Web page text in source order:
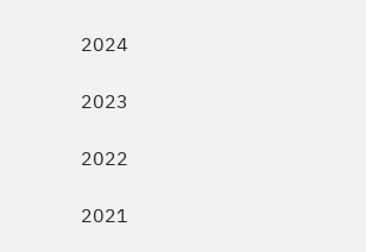
2024
2023
2022
2021